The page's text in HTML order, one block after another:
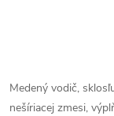
Medený vodič,
nešíriacej zmesi,